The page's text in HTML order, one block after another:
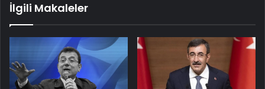
İlgili Makaleler